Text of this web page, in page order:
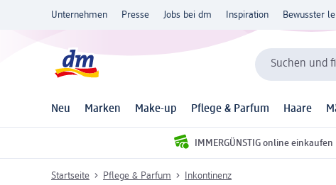
Unternehmen Presse Jobs bei dm Inspiration Bewusster
Suchen und
Neu Marken Make-up Pflege & Parfum Haare
IMMERGÜNSTIG online einkaufen
Startseite Pflege & Parfum Inkontinenz